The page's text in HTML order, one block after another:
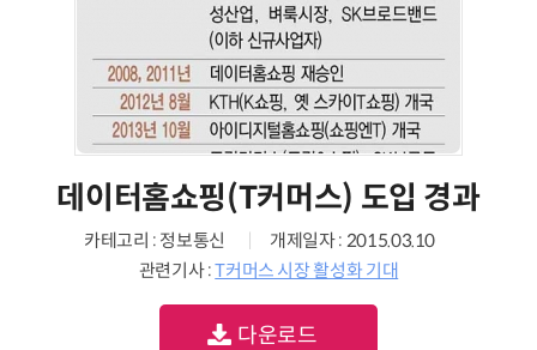
데이터홈쇼핑(T커머스) 도입 경과
카테고리 : 정보통신
개제일자 : 2015.03.10
관련기사 :T커머스 시장 활성화 기대
다운로드